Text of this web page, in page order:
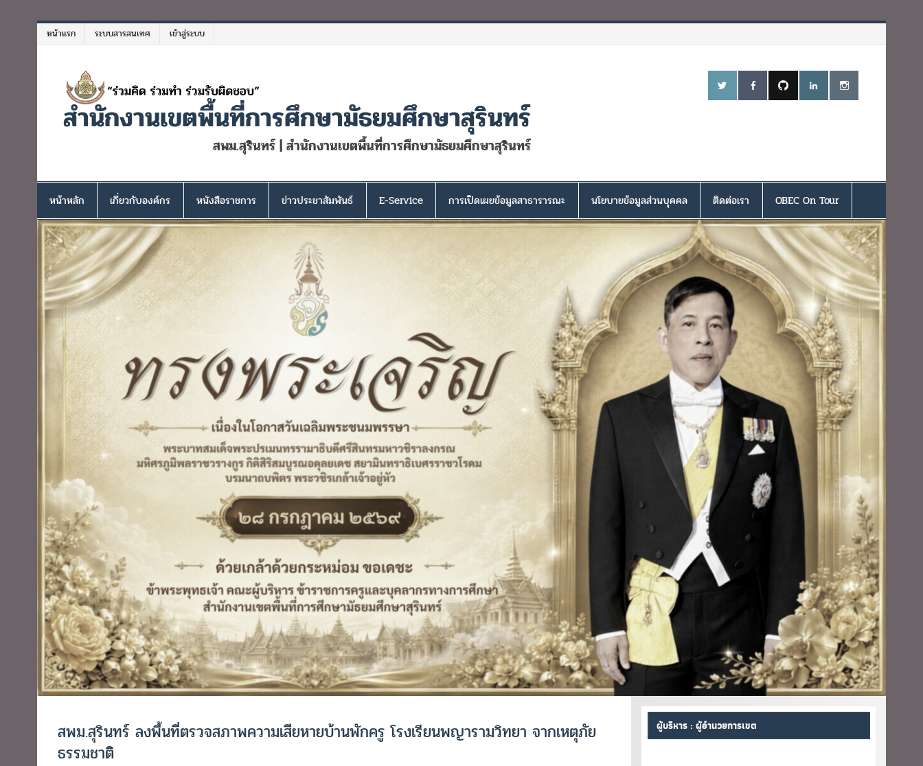
หน้าแรก ระบบสารสนเทศ เข้าสู่ระบบ
สำนักงานเขตพื้นที่การศึกษามัธยมศึกษาสุรินทร์
สพม.สุรินทร์ | สำนักงานเขตพื้นที่การศึกษามัธยมศึกษาสุรินทร์
หน้าหลัก เกี่ยวกับองค์กร หนังสือราชการ ข่าวประชาสัมพันธ์ E-Service การเปิดเผยข้อมูลสาธารารณะ นโยบายข้อมูลส่วนบุคคล ติดต่อเรา OBEC On Tour
สพม.สุรินทร์ ลงพื้นที่ตรวจสภาพความเสียหายบ้านพักครู โรงเรียนพญาราม​วิทยา จากเหตุภัย
ธรรมชาติ
ผู้บริหาร : ผู้อำนวยการเขต